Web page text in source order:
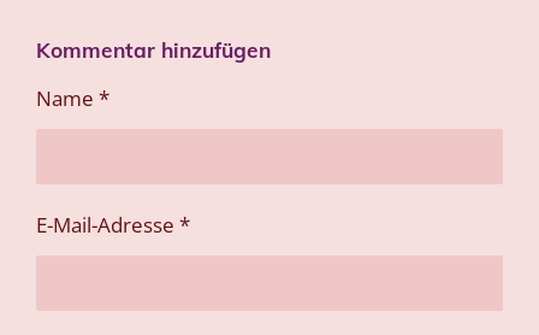
l
n
l
n
l
l
Kommentar hinzufügen
Name *
E-Mail-Adresse *